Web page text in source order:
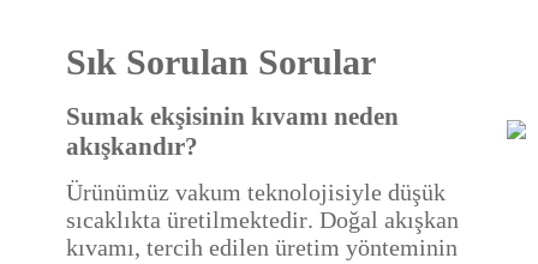
Sık Sorulan Sorular
Sumak ekşisinin kıvamı neden
akışkandır?
Ürünümüz vakum teknolojisiyle düşük
sıcaklıkta üretilmektedir. Doğal akışkan
kıvamı, tercih edilen üretim yönteminin